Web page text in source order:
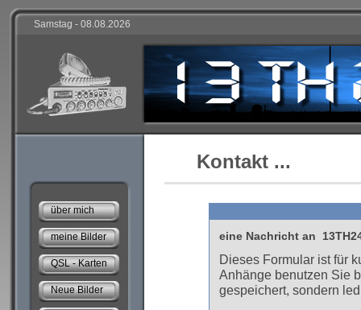
Samstag - 08.08.2026
über mich
meine Bilder
QSL - Karten
Neue Bilder
Kontakt ...
eine Nachricht an
Dieses Formular ist für
Anhänge benutzen Sie
gespeichert, sondern